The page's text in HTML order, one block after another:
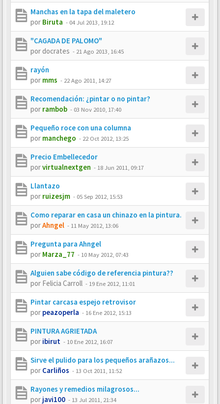
Manchas en la tapa del maletero
por Biruta - 04 Jul 2013, 19:12
"CAGADA DE PALOMO"
pordocrates - 21 Ago 2013, 16:45
rayón
por mms - 22 Ago 2011, 14:27
Recomendación: ¿pintar o no pintar?
por rambob - 03 Nov 2010, 17:40
Pequeño roce con una columna
por manchego - 22 Oct 2012, 13:25
Precio Embellecedor
porvirtualnextgen - 18 Jun 2011, 09:17
Llantazo
por ruizesjm - 05 Sep 2012, 15:53
Como reparar en casa un chinazo en la pintura.
porAhngel - 11 May 2012, 13:06
Pregunta para Ahngel
por Marza_77 - 10 May 2012, 07:43
Alguien sabe código de referencia pintura??
por Felicia Carroll - 19 Ene 2012, 11:01
Pintar carcasa espejo retrovisor
por peazoperla - 16 Ene 2012, 15:13
PINTURA AGRIETADA
por ibirut - 10 Ene 2012, 16:07
Sirve el pulido para los pequeños arañazos...
por Carliños - 13 Oct 2011, 11:52
Rayones y remedios milagrosos...
por javi100 - 13 Jul 2011, 21:34